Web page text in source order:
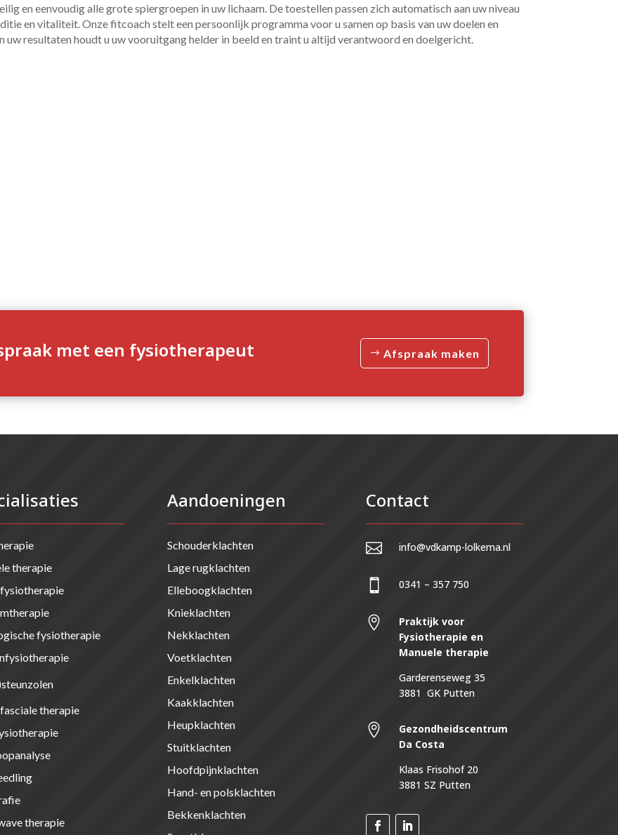
en eenvoudig alle grote spiergroepen in uw lichaam. De toestellen passen zich automatisch aan uw niveau
en vitaliteit. Onze fitcoach stelt een persoonlijk programma voor u samen op basis van uw doelen en
resultaten houdt u uw vooruitgang helder in beeld en traint u altijd verantwoord en doelgericht.
met een fysiotherapeut Afspraak maken
therapie
fysiotherapie
therapie
therapie
Aandoeningen
Schouderklachten
Lage rugklachten
Elleboogklachten
Knieklachten
Nekklachten
Voetklachten
Enkelklachten
Kaakklachten
Heupklachten
Stuitklachten
Hoofdpijnklachten
Hand- en polsklachten
Bekkenklachten
Contact
 info@vdkamp-lolkema.nl
 0341 – 357 750

Praktijk voor
Fysiotherapie en
Manuele therapie
Garderenseweg 35
3881 GK Putten

Gezondheidscentrum
Da Costa
Klaas Frisohof 20
3881 SZ Putten